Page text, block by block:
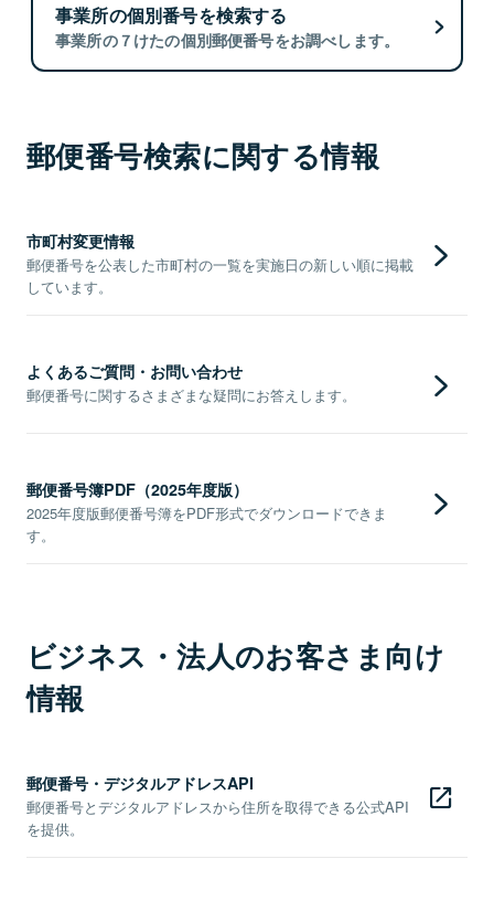
事業所の個別番号を検索する
事業所の７けたの個別郵便番号をお調べします。
郵便番号検索に関する情報
市町村変更情報
郵便番号を公表した市町村の一覧を実施日の新しい順に掲載
しています。
よくあるご質問・お問い合わせ
郵便番号に関するさまざまな疑問にお答えします。
郵便番号簿PDF（2025年度版）
2025年度版郵便番号簿をPDF形式でダウンロードできま
す。
ビジネス・法人のお客さま向け
情報
郵便番号・デジタルアドレスAPI
郵便番号とデジタルアドレスから住所を取得できる公式API
を提供。